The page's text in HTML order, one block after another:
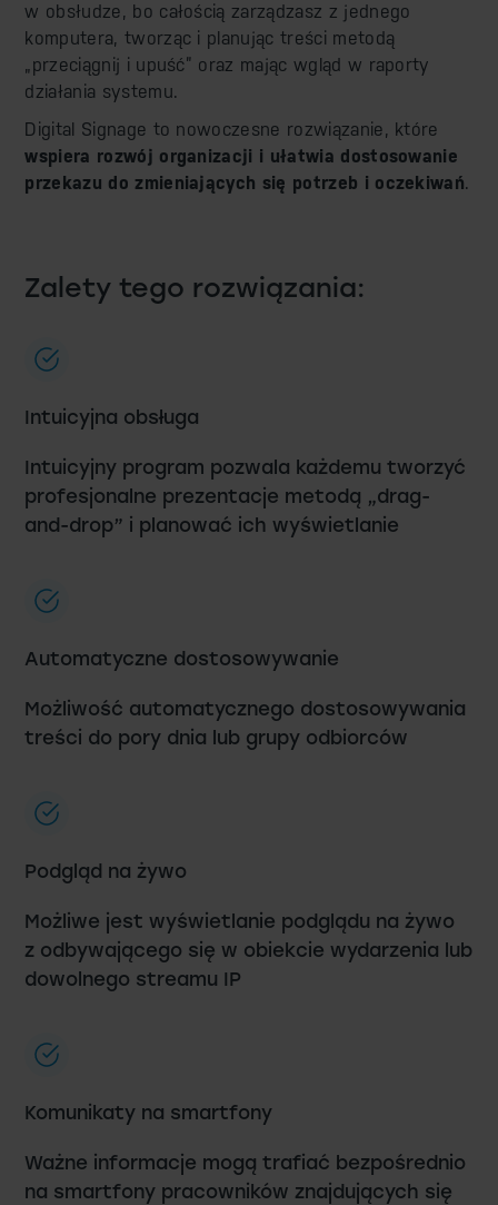
w obsłudze, bo całością zarządzasz z jednego
komputera, tworząc i planując treści metodą
„przeciągnij i upuść” oraz mając wgląd w raporty
działania systemu.
Digital Signage to nowoczesne rozwiązanie, które
wspiera rozwój organizacji i ułatwia dostosowanie
przekazu do zmieniających się potrzeb i oczekiwań.
Zalety tego rozwiązania:
Intuicyjna obsługa
Intuicyjny program pozwala każdemu tworzyć
profesjonalne prezentacje metodą „drag-
and-drop” i planować ich wyświetlanie
Automatyczne dostosowywanie
Możliwość automatycznego dostosowywania
treści do pory dnia lub grupy odbiorców
Podgląd na żywo
Możliwe jest wyświetlanie podglądu na żywo
z odbywającego się w obiekcie wydarzenia lub
dowolnego streamu IP
Komunikaty na smartfony
Ważne informacje mogą trafiać bezpośrednio
na smartfony pracowników znajdujących się